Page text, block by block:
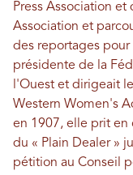
Press Association et
Association et
des reportages pour
présidente de la
l'Ouest et dirigeait
Western Women's
en 1907, elle prit en
du « Plain Dealer »
pétition au Conseil